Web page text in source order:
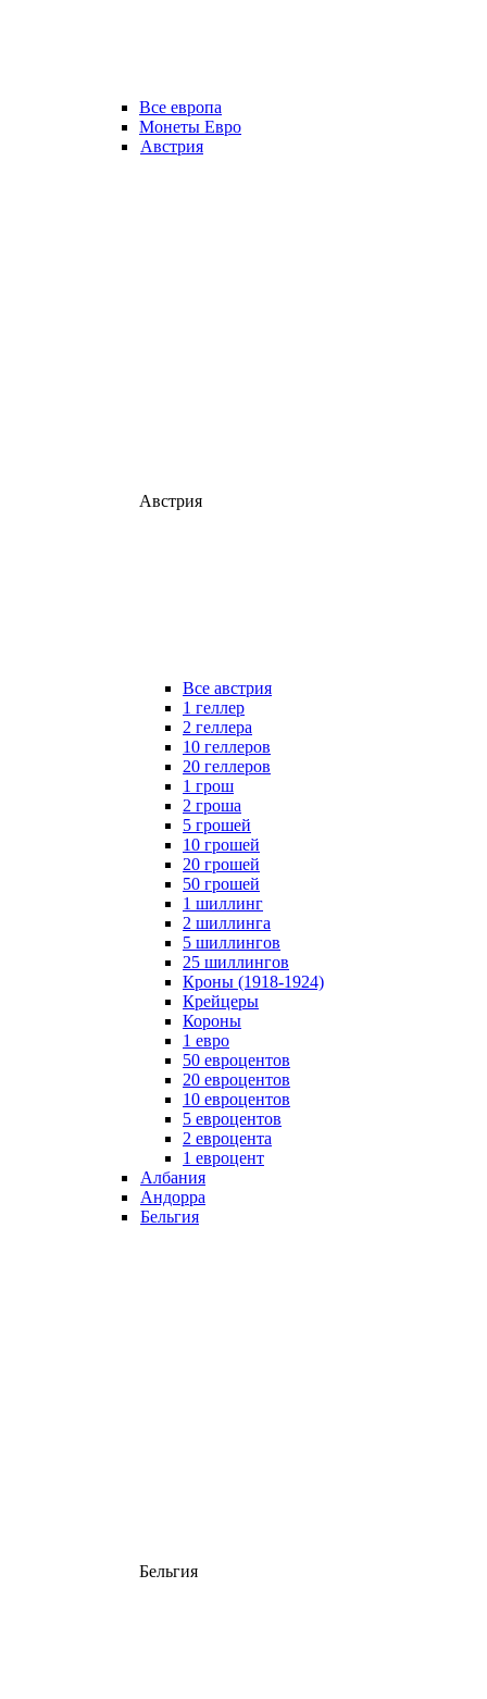
Все европа
Монеты Евро
Австрия
Австрия
Все австрия
1 геллер
2 геллера
10 геллеров
20 геллеров
1 грош
2 гроша
5 грошей
10 грошей
20 грошей
50 грошей
1 шиллинг
2 шиллинга
5 шиллингов
25 шиллингов
Кроны (1918-1924)
Крейцеры
Короны
1 евро
50 евроцентов
20 евроцентов
10 евроцентов
5 евроцентов
2 евроцента
1 евроцент
Албания
Андорра
Бельгия
Бельгия